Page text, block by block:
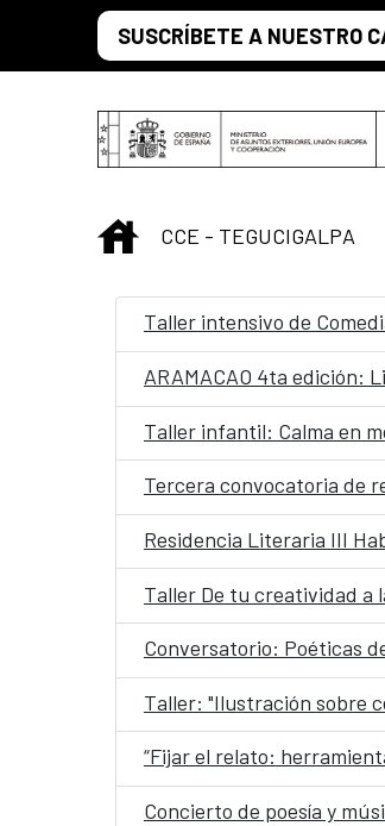
Saltar al contenido principal
SUSCRÍBETE A NUESTRO
INICIO
CCE - TEGUCIGALPA
Taller intensivo de
ARAMACAO 4ta edición:
Taller infantil: Calma en
Tercera convocatoria de
Residencia Literaria III
Taller De tu creatividad a
Conversatorio: Poéticas
Taller: "Ilustración sobre
“Fijar el relato:
Concierto de poesía y